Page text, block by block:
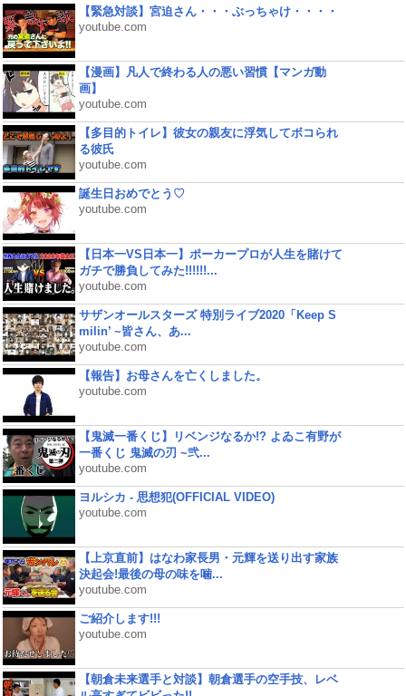
【緊急対談】宮迫さん・・・ぶっちゃけ・・・・
youtube.com
【漫画】凡人で終わる人の悪い習慣【マンガ動
画】
youtube.com
【多目的トイレ】彼女の親友に浮気してボコられ
る彼氏
youtube.com
誕生日おめでとう♡
youtube.com
【日本一VS日本一】ポーカープロが人生を賭けて
ガチで勝負してみた!!!!!!...
youtube.com
サザンオールスターズ 特別ライブ2020「Keep S
milin’ ~皆さん、あ...
youtube.com
【報告】お母さんを亡くしました。
youtube.com
【鬼滅一番くじ】リベンジなるか!? よゐこ有野が
一番くじ 鬼滅の刃 ~弐...
youtube.com
ヨルシカ - 思想犯(OFFICIAL VIDEO)
youtube.com
【上京直前】はなわ家長男・元輝を送り出す家族
決起会!最後の母の味を噛...
youtube.com
ご紹介します!!!
youtube.com
【朝倉未来選手と対談】朝倉選手の空手技、レベ